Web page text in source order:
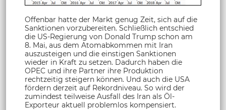
Offenbar hatte der Markt genug Zeit, sich auf die
Sanktionen vorzubereiten. Schließlich entschied
die US-Regierung von Donald Trump schon am
8. Mai, aus dem Atomabkommen mit Iran
auszusteigen und die einstigen Sanktionen
wieder in Kraft zu setzen. Dadurch haben die
OPEC und ihre Partner ihre Produktion
rechtzeitig steigern können. Und auch die USA
fördern derzeit auf Rekordniveau. So wird der
zumindest teilweise Ausfall des Iran als Öl-
Exporteur aktuell problemlos kompensiert.